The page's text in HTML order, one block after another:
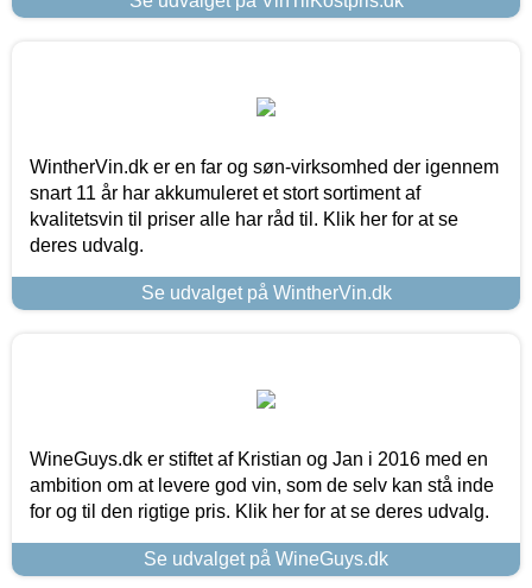
WintherVin.dk er en far og søn-virksomhed der igennem
snart 11 år har akkumuleret et stort sortiment af
kvalitetsvin til priser alle har råd til. Klik her for at se
deres udvalg.
Se udvalget på WintherVin.dk
WineGuys.dk er stiftet af Kristian og Jan i 2016 med en
ambition om at levere god vin, som de selv kan stå inde
for og til den rigtige pris. Klik her for at se deres udvalg.
Se udvalget på WineGuys.dk